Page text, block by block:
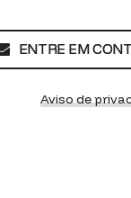
ENTRE EM
Aviso de